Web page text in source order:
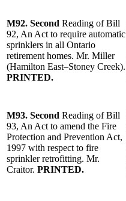
M92. Second Reading of Bill
92, An Act to require automatic
sprinklers in all Ontario
retirement homes. Mr. Miller
(Hamilton East–Stoney Creek).
PRINTED.
M93. Second Reading of Bill
93, An Act to amend the Fire
Protection and Prevention Act,
1997 with respect to fire
sprinkler retrofitting. Mr.
Craitor. PRINTED.